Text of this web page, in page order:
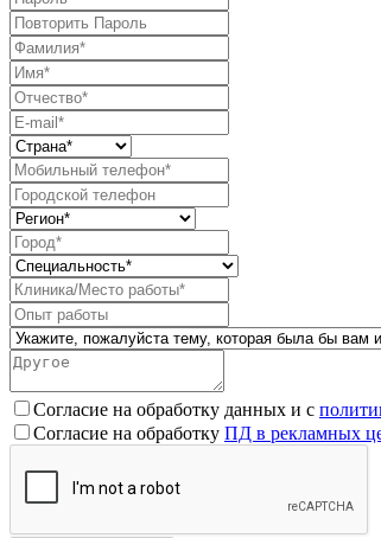
Согласие на обработку данных и с
Согласие на обработку ПД в рекламных